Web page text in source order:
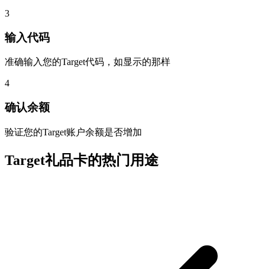
3
输入代码
准确输入您的Target代码，如显示的那样
4
确认余额
验证您的Target账户余额是否增加
Target礼品卡的热门用途